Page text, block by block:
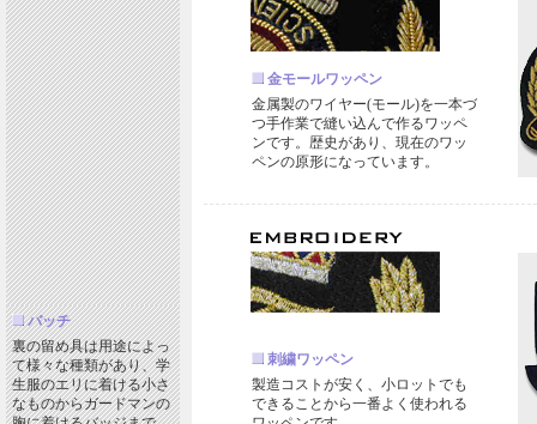
バッチ
裏の留め具は用途によっ
て様々な種類があり、学
生服のエリに着ける小さ
なものからガードマンの
金モールワッペン
金属製のワイヤー(モール)を一本づ
つ手作業で縫い込んで作るワッペ
ンです。歴史があり、現在のワッ
ペンの原形になっています。
刺繍ワッペン
製造コストが安く、小ロットでも
できることから一番よく使われる